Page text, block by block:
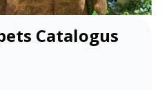
Catalogus